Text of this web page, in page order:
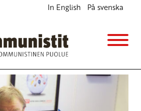
In English På svenska
Maduro